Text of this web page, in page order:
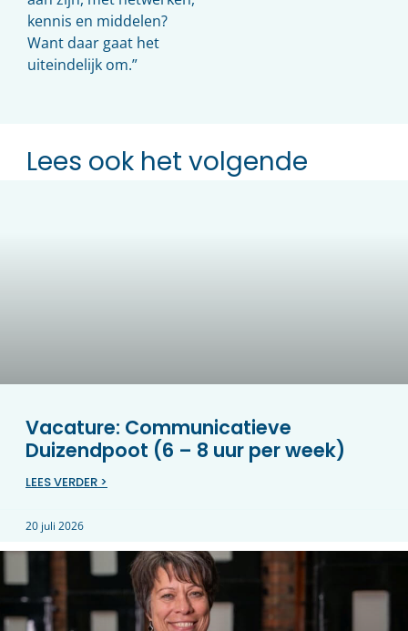
kennis en middelen?
Want daar gaat het
uiteindelijk om.”
Lees ook het volgende
Vacature: Communicatieve
Duizendpoot (6 – 8 uur per week)
LEES VERDER >
20 juli 2026